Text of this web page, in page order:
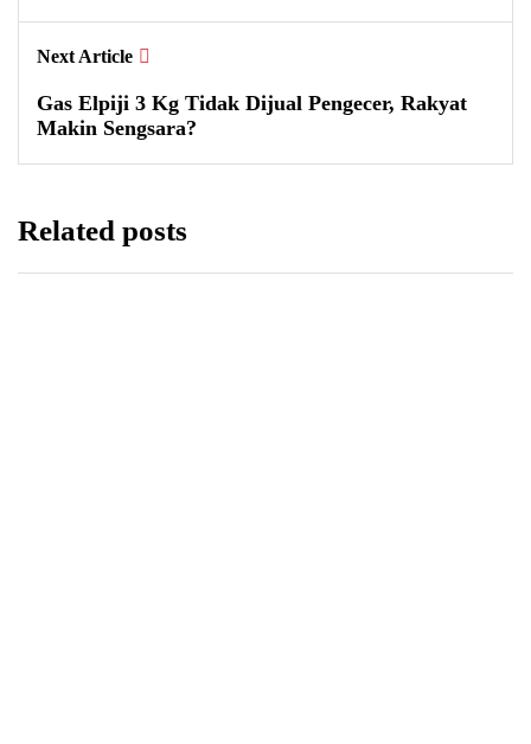
Next Article
Gas Elpiji 3 Kg Tidak Dijual Pengecer, Rakyat
Makin Sengsara?
Related posts